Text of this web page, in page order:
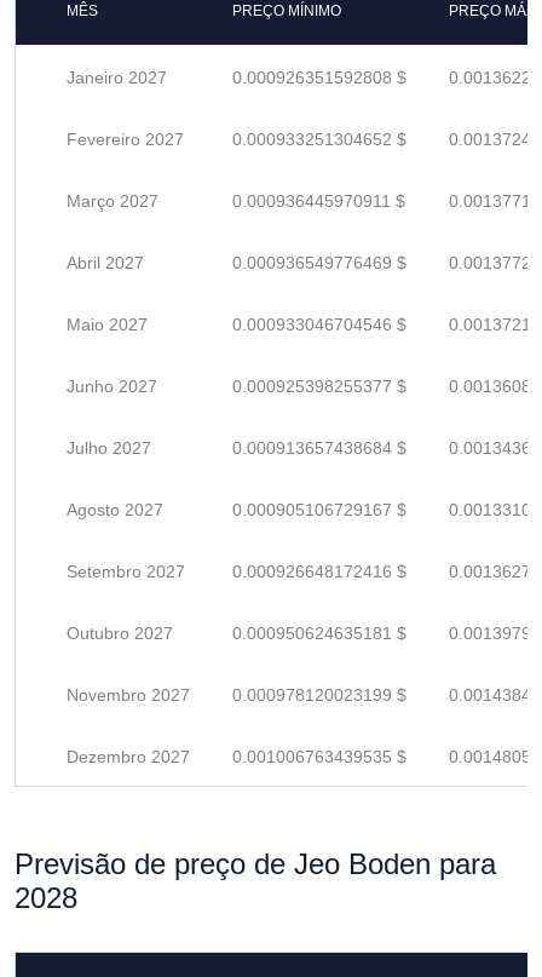
MÊS PREÇO MÍNIMO PREÇO
Janeiro 2027 0.000926351592808 $
Fevereiro 2027 0.000933251304652 $
Março 2027 0.000936445970911 $
Abril 2027 0.000936549776469 $
Maio 2027 0.000933046704546 $
Junho 2027 0.000925398255377 $
Julho 2027 0.000913657438684 $
Agosto 2027 0.000905106729167 $
Setembro 2027 0.000926648172416 $
Outubro 2027 0.000950624635181 $
Novembro 2027 0.000978120023199 $
Dezembro 2027 0.001006763439535 $
Previsão de preço de Jeo Boden para
2028